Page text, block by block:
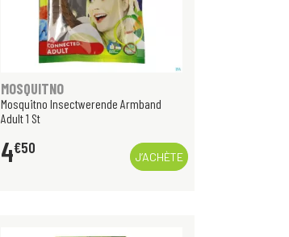
MOSQUITNO
Mosquitno Insectwerende Armband
Adult 1 St
4€50
J’ACHÈTE